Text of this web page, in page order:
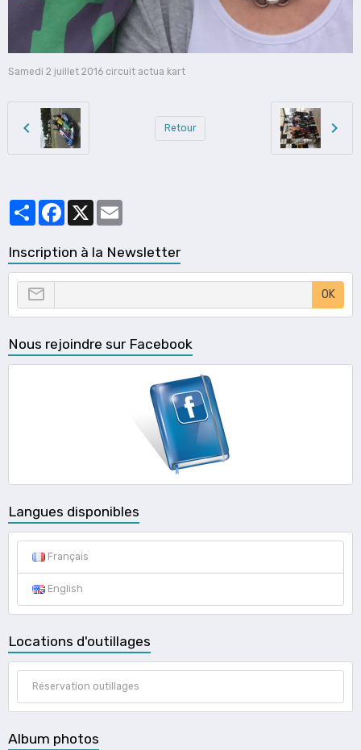
Samedi 2 juillet 2016 circuit actua kart
Retour
PartagerFacebook
Inscription à la Newsletter
OK
Nous rejoindre sur Facebook
Langues disponibles
Français
English
Locations d'outillages
Réservation outillages
Album photos